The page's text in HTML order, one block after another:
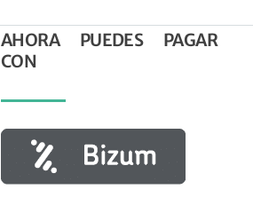
AHORA PUEDES PAGAR
CON